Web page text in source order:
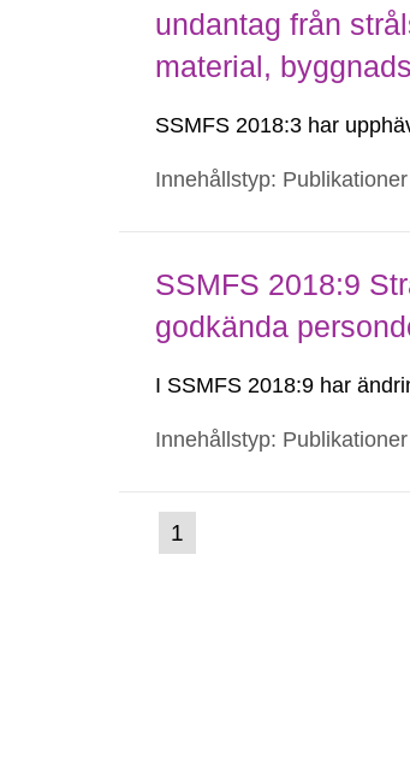
undantag från
material,
SSMFS 2018:3 har
Innehållstyp: Publikationer
SSMFS 2018:9
godkända
I SSMFS 2018:9 har
Innehållstyp: Publikationer
Gå
till
1